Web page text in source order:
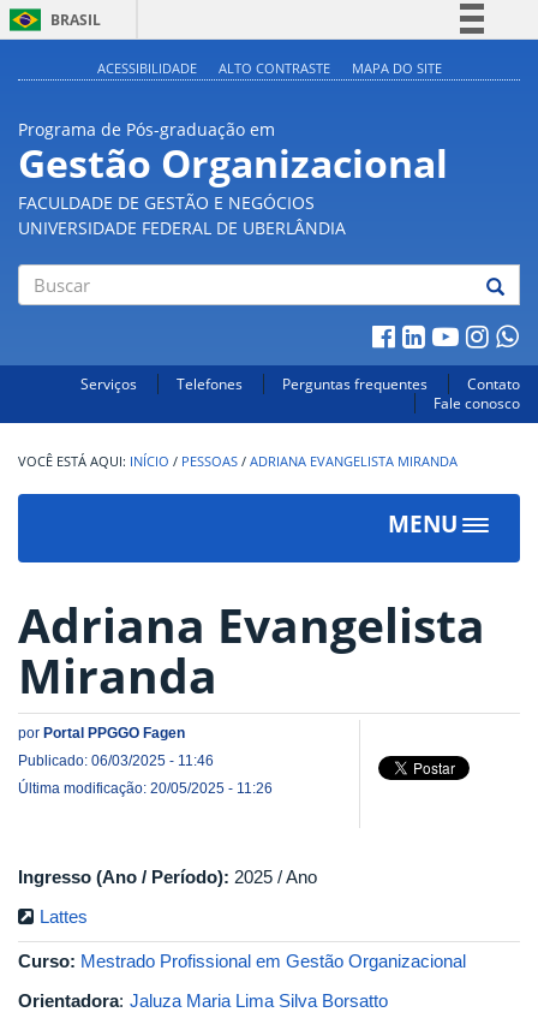
BRASIL
Acesso à informação
ACESSIBILIDADE ALTO CONTRASTE MAPA DO SITE
Programa de Pós-graduação em
Gestão Organizacional
FACULDADE DE GESTÃO E NEGÓCIOS
UNIVERSIDADE FEDERAL DE UBERLÂNDIA
Serviços Telefones Perguntas frequentes
Contato
Fale conosco
INÍCIO / PESSOAS / ADRIANA EVANGELISTA MIRANDA
MENU
Toggle
Adriana Evangelista
Miranda
por Portal PPGGO Fagen
Publicado: 06/03/2025 - 11:46
Última modificação: 20/05/2025 - 11:26
Ingresso (Ano / Período): 2025 / Ano
Lattes
Curso: Mestrado Profissional em Gestão Organizacional
Orientadora: Jaluza Maria Lima Silva Borsatto